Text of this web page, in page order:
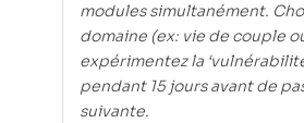
modules simultanément.
domaine (ex: vie de couple
expérimentez la
pendant 15 jours avant de
suivante.